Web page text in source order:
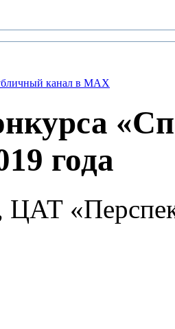
канал в MAX
года
ЦАТ